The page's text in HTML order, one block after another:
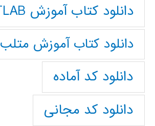
دانلود کتاب آموزش MATLAB
دانلود کتاب آموزش متلب
دانلود کد آماده
دانلود کد مجانی